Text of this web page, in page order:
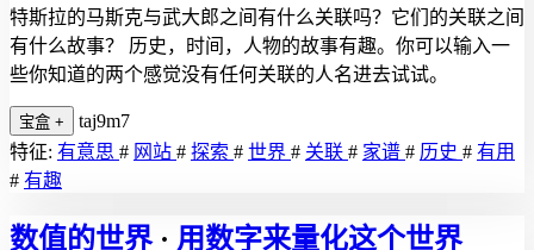
特斯拉的马斯克与武大郎之间有什么关联吗？它们的关联之间
有什么故事？ 历史，时间，人物的故事有趣。你可以输入一
些你知道的两个感觉没有任何关联的人名进去试试。
宝盒 +
taj9m7
特征: 有意思 # 网站 # 探索 # 世界 # 关联 # 家谱 # 历史 # 有用
# 有趣
数值的世界 · 用数字来量化这个世界